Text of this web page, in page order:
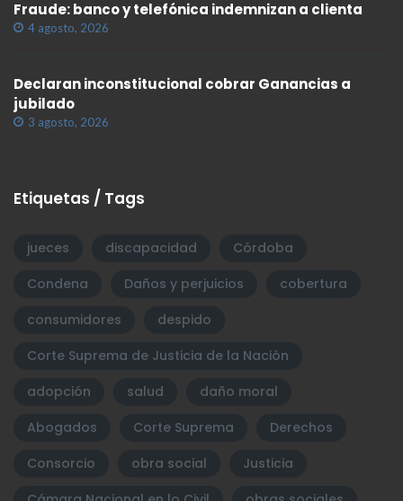
Fraude: banco y telefónica indemnizan a clienta
4 agosto, 2026
Declaran inconstitucional cobrar Ganancias a
jubilado
3 agosto, 2026
Etiquetas / Tags
jueces discapacidad
Córdoba
Condena
Daños y perjuicios
cobertura
consumidores
despido
Corte Suprema de Justicia de la Nación
adopción
salud
daño moral
Abogados
Corte Suprema
Derechos
Consorcio
obra social
Justicia